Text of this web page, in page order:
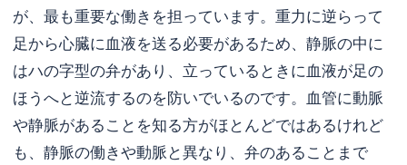
が、最も重要な働きを担っています。重力に逆らって
足から心臓に血液を送る必要があるため、静脈の中に
はハの字型の弁があり、立っているときに血液が足の
ほうへと逆流するのを防いでいるのです。血管に動脈
や静脈があることを知る方がほとんどではあるけれど
も、静脈の働きや動脈と異なり、弁のあることまで